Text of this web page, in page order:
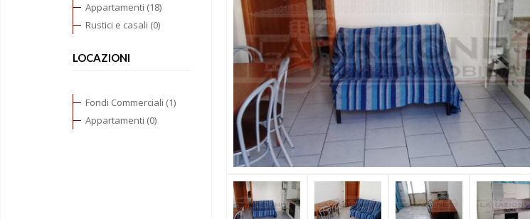
Appartamenti (18)
Rustici e casali (0)
LOCAZIONI
Fondi Commerciali (1)
Appartamenti (0)